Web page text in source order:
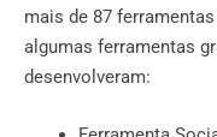
mais de 87
algumas ferramentas
desenvolveram: